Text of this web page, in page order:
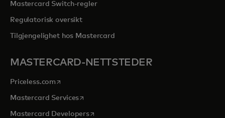
Mastercard Switch-regler
Regulatorisk oversikt
Tilgjengelighet hos Mastercard
MASTERCARD-NETTSTEDER
Priceless.com opens in a new tab
Mastercard Servicesopens in a new tab
Mastercard Developersopens in a new tab